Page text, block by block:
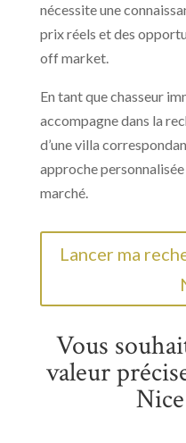
nécessite une
prix réels et des
off market.
En tant que chasseur
accompagne dans la
d’une villa
approche
marché.
Lancer ma
Vous
valeur